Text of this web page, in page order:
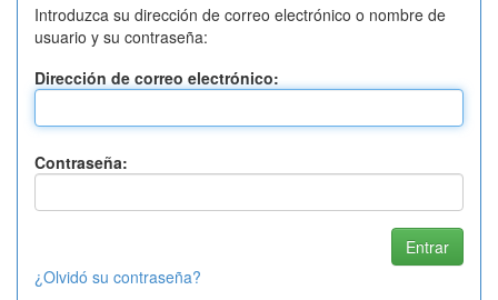
Introduzca su dirección de correo electrónico o nombre de
usuario y su contraseña:
Dirección de correo electrónico:
Contraseña:
¿Olvidó su contraseña?